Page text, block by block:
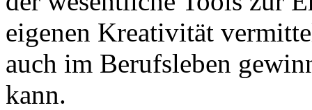
eigenen Kreativität
auch im Berufsleben
kann.